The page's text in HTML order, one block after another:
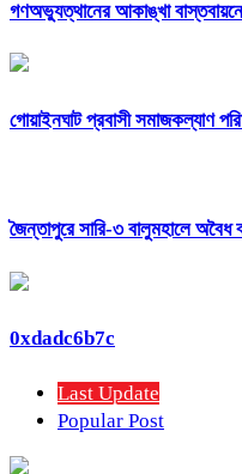
গণঅভ্যুত্থানের আকাঙ্খা
‎গোয়াইনঘাট প্রবাসী সমাজকল্যাণ
জৈন্তাপুরে সারি-৩ বালুমহালে
0xdadc6b7c
Last Update
Popular Post